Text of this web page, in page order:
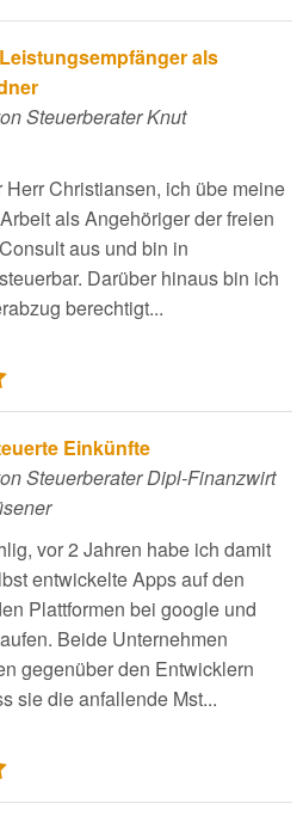
als
Steuerberater Knut
Herr Christiansen, ich übe meine
als Angehöriger der freien
aus und bin in
Darüber hinaus bin ich
berechtigt...
Einkünfte
Steuerberater Dipl-Finanzwirt
vor 2 Jahren habe ich damit
entwickelte Apps auf den
Plattformen bei google und
Beide Unternehmen
gegenüber den Entwicklern
sie die anfallende Mst...